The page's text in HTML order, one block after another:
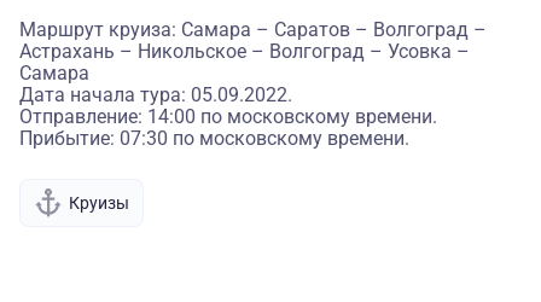
Маршрут круиза: Самара – Саратов – Волгоград –
Астрахань – Никольское – Волгоград – Усовка –
Самара
Дата начала тура: 05.09.2022.
Отправление: 14:00 по московскому времени.
Прибытие: 07:30 по московскому времени.
Круизы